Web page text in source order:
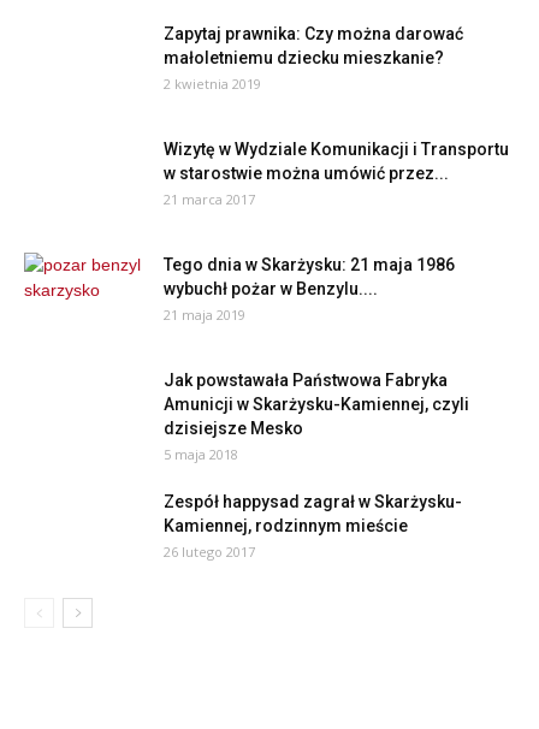
Zapytaj prawnika: Czy można darować
małoletniemu dziecku mieszkanie?
2 kwietnia 2019
Wizytę w Wydziale Komunikacji i Transportu
w starostwie można umówić przez...
21 marca 2017
Tego dnia w Skarżysku: 21 maja 1986
wybuchł pożar w Benzylu....
21 maja 2019
Jak powstawała Państwowa Fabryka
Amunicji w Skarżysku-Kamiennej, czyli
dzisiejsze Mesko
5 maja 2018
Zespół happysad zagrał w Skarżysku-
Kamiennej, rodzinnym mieście
26 lutego 2017